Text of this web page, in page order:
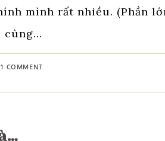
mình rất nhiều. (Phần
cùng…
1 COMMENT